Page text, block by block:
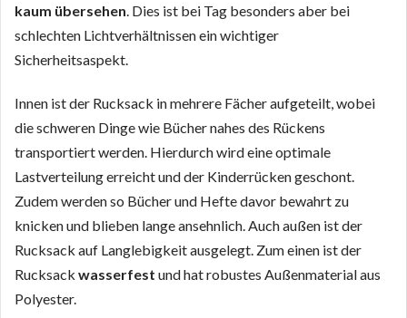
kaum übersehen. Dies ist bei Tag besonders aber bei
schlechten Lichtverhältnissen ein wichtiger
Sicherheitsaspekt.
Innen ist der Rucksack in mehrere Fächer aufgeteilt, wobei
die schweren Dinge wie Bücher nahes des Rückens
transportiert werden. Hierdurch wird eine optimale
Lastverteilung erreicht und der Kinderrücken geschont.
Zudem werden so Bücher und Hefte davor bewahrt zu
knicken und blieben lange ansehnlich. Auch außen ist der
Rucksack auf Langlebigkeit ausgelegt. Zum einen ist der
Rucksack wasserfest und hat robustes Außenmaterial aus
Polyester.